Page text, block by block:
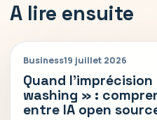
A lire ensuite
Business19 juillet 2026
Quand
washing » :
entre IA open